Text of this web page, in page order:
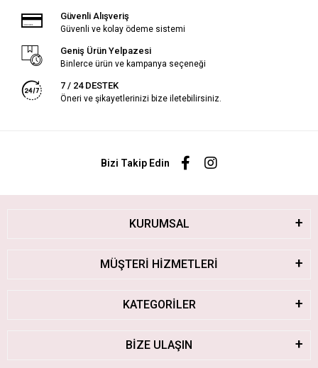
Güvenli Alışveriş
Güvenli ve kolay ödeme sistemi
Geniş Ürün Yelpazesi
Binlerce ürün ve kampanya seçeneği
7 / 24 DESTEK
Öneri ve şikayetlerinizi bize iletebilirsiniz.
Bizi Takip Edin
KURUMSAL
MÜŞTERİ HİZMETLERİ
KATEGORİLER
BİZE ULAŞIN